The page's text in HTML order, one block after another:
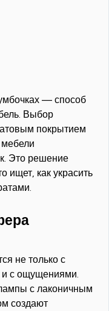
— способ
Выбор
покрытием
Это решение
ищет, как украсить
не только с
с ощущениями.
с лаконичным
создают